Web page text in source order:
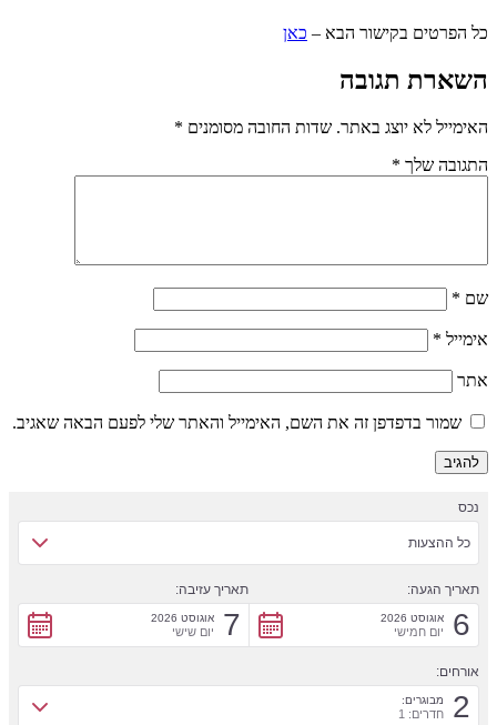
כל הפרטים בקישור הבא – כאן
השארת תגובה
האימייל לא יוצג באתר. שדות החובה מסומנים *
התגובה שלך *
שם *
אימייל *
אתר
שמור בדפדפן זה את השם, האימייל והאתר שלי לפעם הבאה שאגיב.
נכס
כל ההצעות
תאריך הגעה:
6 אוגוסט 2026
יום חמישי
תאריך עזיבה:
7 אוגוסט 2026
יום שישי
אורחים:
2 מבוגרים:
חדרים: 1